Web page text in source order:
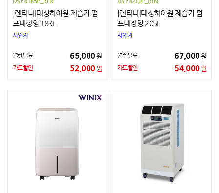
[렌타나]대성하이원 제습기 펌
프내장형 183L
사업자
월렌탈료 65,000원
카드할인 52,000원
[렌타나]대성하이원 제습기 펌
프내장형 205L
사업자
월렌탈료 67,000원
카드할인 54,000원